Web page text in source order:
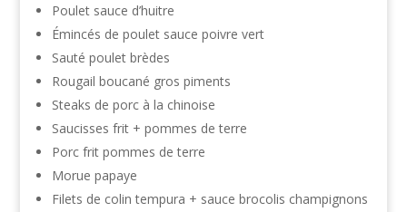
Poulet sauce d’huitre
Émincés de poulet sauce poivre vert
Sauté poulet brèdes
Rougail boucané gros piments
Steaks de porc à la chinoise
Saucisses frit + pommes de terre
Porc frit pommes de terre
Morue papaye
Filets de colin tempura + sauce brocolis champignons